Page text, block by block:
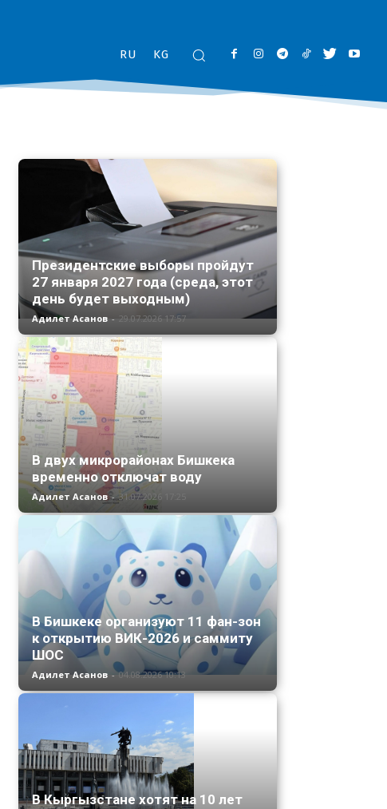
RU KG
Президентские выборы пройдут
27 января 2027 года (среда, этот
день будет выходным)
Адилет Асанов - 29.07.2026 17:57
В двух микрорайонах Бишкека
временно отключат воду
Адилет Асанов - 31.07.2026 17:25
В Бишкеке организуют 11 фан-зон
к открытию ВИК-2026 и саммиту
ШОС
Адилет Асанов - 04.08.2026 10:13
В Кыргызстане хотят на 10 лет